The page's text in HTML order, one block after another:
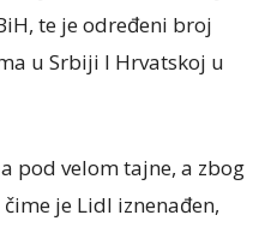
te je određeni broj
u Srbiji I Hrvatskoj u
pod velom tajne, a zbog
je Lidl iznenađen,